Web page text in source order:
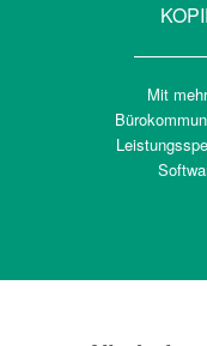
Mit